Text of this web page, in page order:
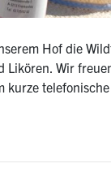
Hof die
Likören. Wir
kurze